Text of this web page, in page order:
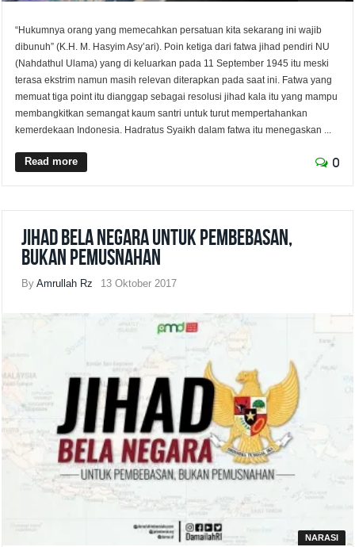
“Hukumnya orang yang memecahkan persatuan kita sekarang ini wajib
dibunuh” (K.H. M. Hasyim Asy’ari). Poin ketiga dari fatwa jihad pendiri NU
(Nahdathul Ulama) yang di keluarkan pada 11 September 1945 itu meski
terasa ekstrim namun masih relevan diterapkan pada saat ini. Fatwa yang
memuat tiga point itu dianggap sebagai resolusi jihad kala itu yang mampu
membangkitkan semangat kaum santri untuk turut mempertahankan
kemerdekaan Indonesia. Hadratus Syaikh dalam fatwa itu menegaskan ...
Read more 0
Jihad Bela Negara untuk Pembebasan,
Bukan Pemusnahan
ByAmrullah Rz 13 Oktober 2017
NARASI